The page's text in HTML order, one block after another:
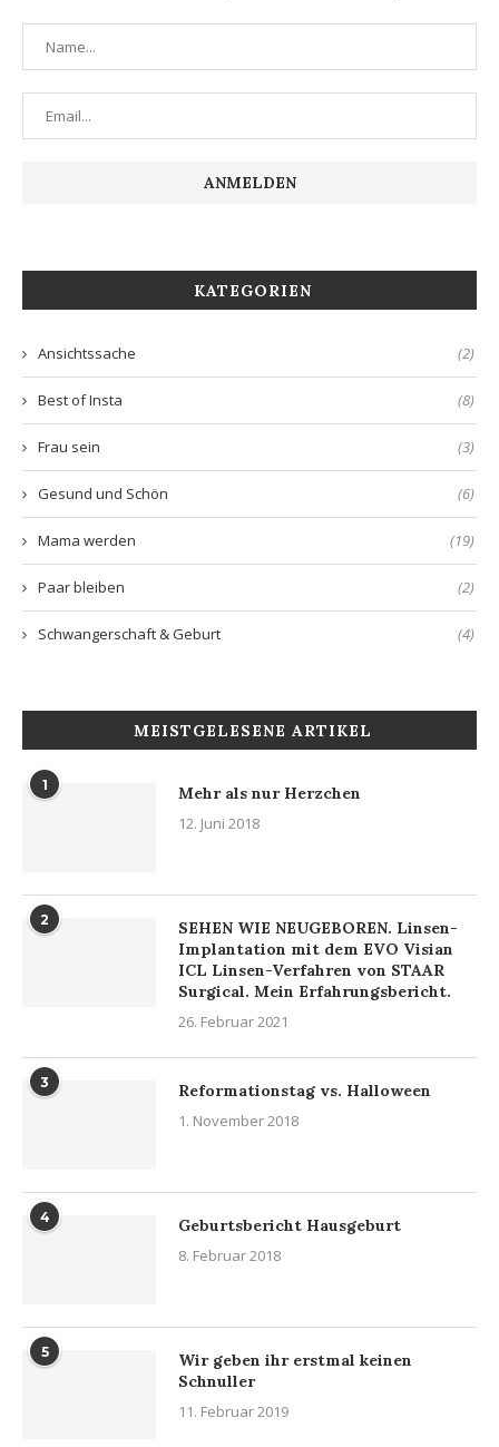
KATEGORIEN
Ansichtssache (2)
Best of Insta (8)
Frau sein (3)
Gesund und Schön (6)
Mama werden (19)
Paar bleiben (2)
Schwangerschaft & Geburt (4)
MEISTGELESENE ARTIKEL
1
Mehr als nur Herzchen
12. Juni 2018
2
SEHEN WIE NEUGEBOREN. Linsen-
Implantation mit dem EVO Visian
ICL Linsen-Verfahren von STAAR
Surgical. Mein Erfahrungsbericht.
26. Februar 2021
3
Reformationstag vs. Halloween
1. November 2018
4
Geburtsbericht Hausgeburt
8. Februar 2018
5
Wir geben ihr erstmal keinen
Schnuller
11. Februar 2019